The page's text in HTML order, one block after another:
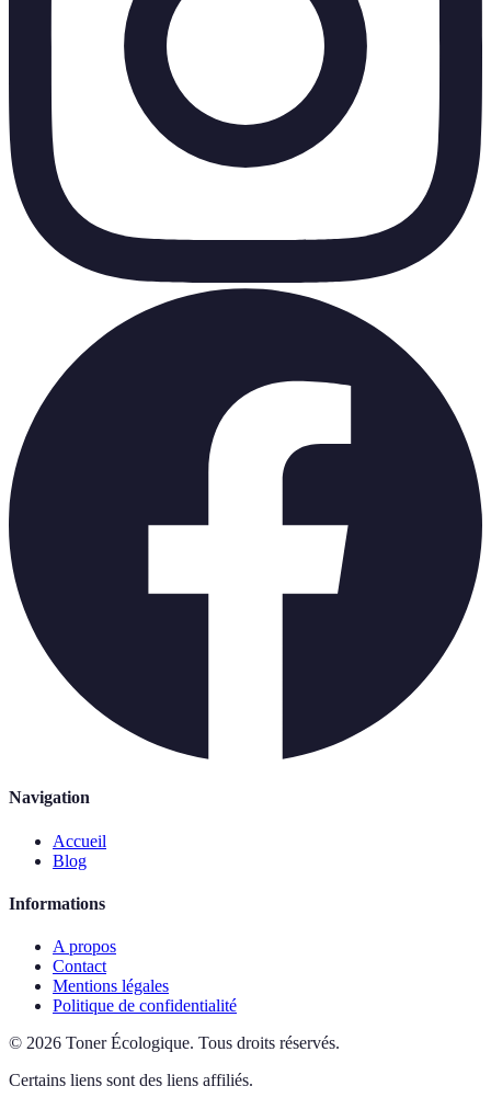
Navigation
Accueil
Blog
Informations
A propos
Contact
Mentions légales
Politique de confidentialité
© 2026 Toner Écologique. Tous droits réservés.
Certains liens sont des liens affiliés.